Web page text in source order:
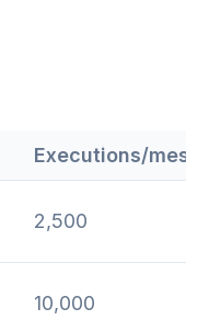
Executions/mes
2,500
10,000